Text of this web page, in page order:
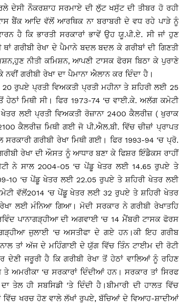
ਦੇਸੀ ਨੌਕਰਸ਼ਾਹ ਸਰਮਾਏ ਦੀ ਲੁੱਟ ਖਸੁੱਟ ਦੀ ਤੀਬਰ ਹੋ ਰਹੀ
ਬੈਂਕ ਆਦਿ ਵੱਲੋਂ ਆਰਥਿਕ ਨਾ ਬਰਾਬਰੀ ਦੇ ਵਧ ਰਹੇ ਪਾੜੇ ਨੂੰ
ਹੈ ਕਿ ਭਾਰਤੀ ਸਰਕਾਰਾਂ ਭਾਵੇਂ ਉਹ ਯੂ.ਪੀ.ਏ. ਸੀ ਜਾਂ ਹੁਣ
ਗਰੀਬੀ ਰੇਖਾ ਦੇ ਪੈਮਾਨੇ ਬਦਲ ਬਦਲ ਕੇ ਗਰੀਬਾਂ ਦੀ ਗਿਣਤੀ
ਨੀਤੀ ਕਮਿਸ਼ਨ, ਆਪਣੀ ਟਾਸਕ ਫੋਰਸ ਬਿਠਾ ਕੇ ਪੁਰਾਣੇ
ਗਰੀਬੀ ਰੇਖਾ ਦਾ ਪੈਮਾਨਾ ਐਲਾਨ ਕਰ ਦਿੰਦਾ ਹੈ।
ਰੁਪਏ ਪ੍ਰਤੀ ਵਿਅਕਤੀ ਪ੍ਰਤੀ ਮਹੀਨਾ ਤੇ ਸ਼ਹਿਰੀ ਲਈ 25
ਹੇਠਾਂ ਮਿਥੀ ਸੀ। ਫਿਰ 1973-74 ‘ਚ ਵਾਈ.ਕੇ. ਅਲੱਗ ਕਮੇਟੀ
ਲਈ ਪ੍ਰਤੀ ਵਿਅਕਤੀ ਰੋਜ਼ਾਨਾ 2400 ਕੈਲਰੀਜ਼ ( ਖੁਰਾਕ
ਕੈਲਰੀਜ਼ ਮਿਥੀ ਗਈ ਜੋ ਪੀ.ਐਲ.ਬੀ. ਵਿੱਚ ਚੀਜ਼ਾਂ ਪ੍ਰਾਪਤ
ਗਰੀਬੀ ਰੇਖਾ ਮਿਥੀ ਗਈ। ਫਿਰ 1993-94 ‘ਚ ਪ੍ਰੋ.
ਰੇਖਾ ਦੀ ਔਸਤ ਨੂੰ ਆਧਾਰ ਬਣਾ ਕੇ ਫਿਸ਼ਰ ਇੰਡੈਕਸ ਰਾਹੀਂ
ਨੇ ਸਾਲ 2004-05 ‘ਚ ਪੇਂਡੂ ਖੇਤਰ ਲਈ 14.65 ਰੁਪਏ ਤੇ
10 ‘ਚ ਪੇਂਡੂ ਖੇਤਰ ਲਈ 22.05 ਰੁਪਏ ਤੇ ਸ਼ਹਿਰੀ ਖੇਤਰ ਲਈ
ਵੱਲੋਂ2014 ‘ਚ ਪੇਂਡੂ ਖੇਤਰ ਲਈ 32 ਰੁਪਏ ਤੇ ਸ਼ਹਿਰੀ ਖੇਤਰ
ਲਈ ਮੰਨਿਆ ਗਿਆ। ਮੋਦੀ ਸਰਕਾਰ ਨੇ ਗਰੀਬੀ ਰੇਖਾਤਹਿ
ਪਾਨਾਗੜ੍ਹੀਆ ਦੀ ਅਗਵਾਈ ‘ਚ 14 ਮੈਂਬਰੀ ਟਾਸਕ ਫੋਰਸ
ਜੁਲਾਈ ‘ਚ ਅਸਤੀਫਾ ਦੇ ਗਏ ਹਨ।ਕੀ ਇਹ ਗਰੀਬ
ਤਾਂ ਅੱਜ ਦੇ ਮਹਿੰਗਾਈ ਦੇ ਯੁੱਗ ਵਿੱਚ ਤਿੰਨ ਟਾਈਮ ਦੀ ਰੋਟੀ
ਜਰੂਰੀ ਹੈ ਕਿ ਗਰੀਬੀ ਰੇਖਾ ਤੋਂ ਹੇਠਾਂ ਵਾਲਿਆਂ ਨੂੰ ਰਹਿਣ
ਤੇ ਅਮਰੀਕਾ ‘ਚ ਸਰਕਾਰਾਂ ਦਿੰਦੀਆਂ ਹਨ। ਸਰਕਾਰ ਤਾਂ ਸਿਰਫ
ਹੀ ਸਬਸਿਡੀ ‘ਤੇ ਦਿੰਦੀ ਹੈ।ਬੀਮਾਰੀ ਦੀ ਹਾਲਤ ਵਿੱਚ
ਵਿੱਚ ਖਰਚ ਹੋਣ ਵਾਲੇ ਲੱਖਾਂ ਰੁਪਏ, ਬੱਚਿਆਂ ਦੇ ਵਿਆਹ-ਸ਼ਾਦੀਆਂ